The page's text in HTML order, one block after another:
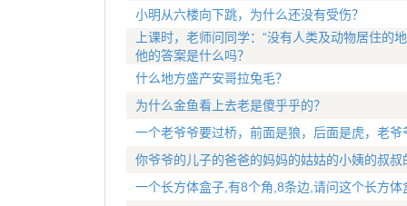
小明从六楼向下跳，为什么还没有受伤？
上课时，老师问同学：“没有人类及动物居住的
他的答案是什么吗？
什么地方盛产安哥拉兔毛？
为什么金鱼看上去老是傻乎乎的？
一个老爷爷要过桥，前面是狼，后面是虎，老爷
你爷爷的儿子的爸爸的妈妈的姑姑的小姨的叔
一个长方体盒子,有8个角,8条边,请问这个长方